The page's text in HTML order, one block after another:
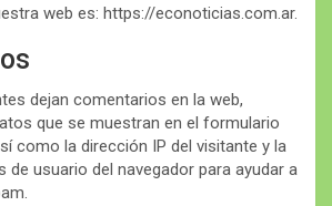
web es: https://econoticias.com.ar.
dejan comentarios en la web,
que se muestran en el formulario
como la dirección IP del visitante y la
de usuario del navegador para ayudar a